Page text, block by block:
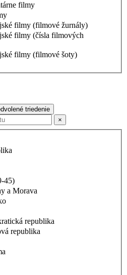
filmy
filmy (filmové žurnály)
filmy (čísla filmových
filmy (filmové šoty)
triedenie
×
45)
a Morava
republika
republika